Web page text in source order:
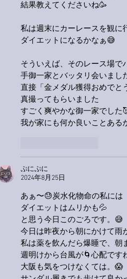
結果教えてくださいね🥳
私は週末にカーレースを観に
ダイエットになるかなぁ😅
そういえば、そのレース場で
手御一家とバッタリ会いまし
直接「金メダル獲得おめでと
真撮ってもらいました
すごく爽やかな御一家でした
我が家にも何か良いことある
ぷにぷに
2024年8月25日
あぁ〜😓炭水化物命の私には
ダイエットはムリかも💦
と思う今日このごろです。😅
今日は昨夜から朝にかけて雨
私は薬を飲んだら爆睡で、
週明けから台風が🌀心配です
大阪も気をつけなくては。😱